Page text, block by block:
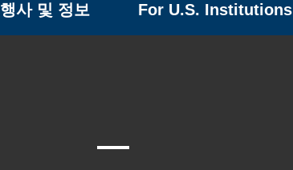
행사 및 정보 For U.S. Institutions